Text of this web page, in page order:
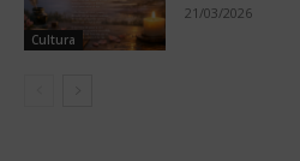
Cultura
21/03/2026